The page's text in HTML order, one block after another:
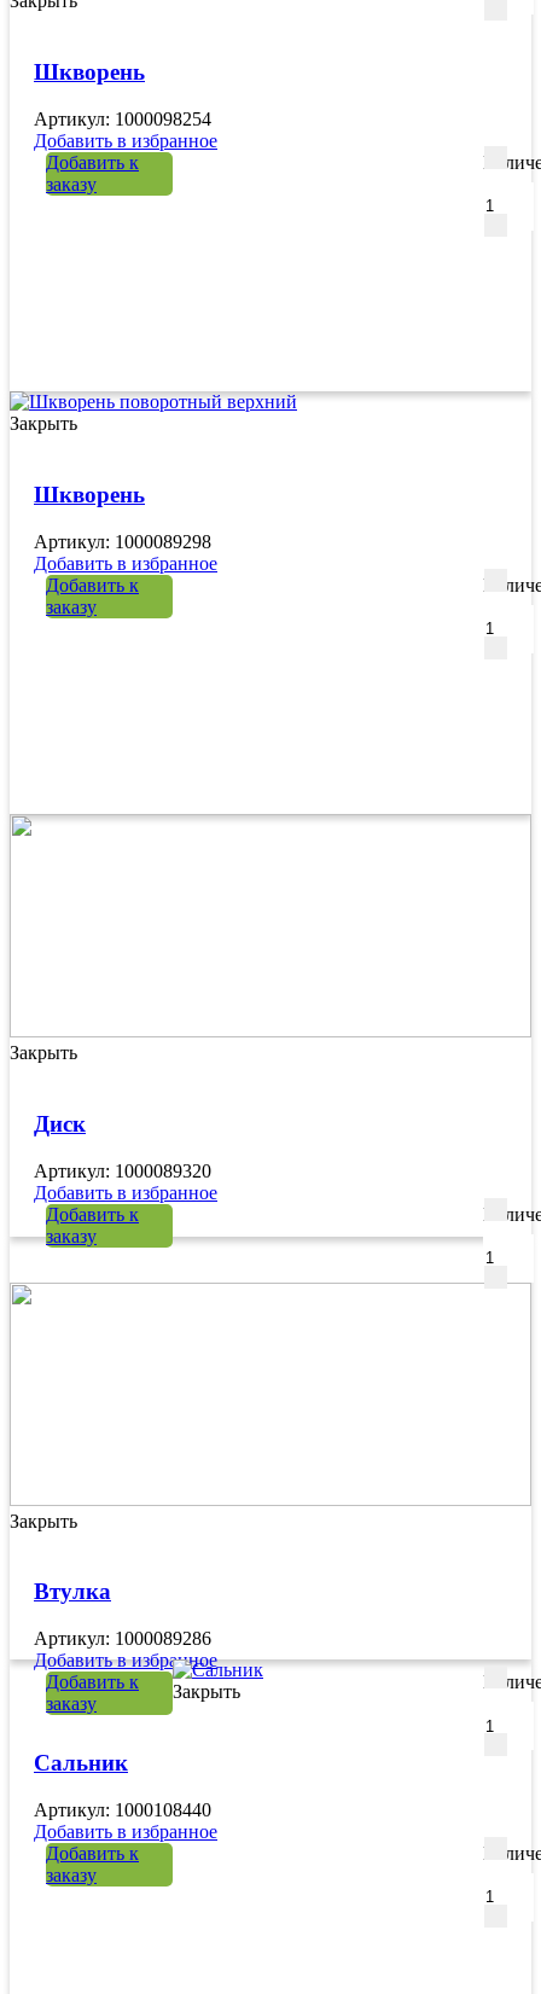
Шкворень
Артикул: 1000098254
Добавить в избранное
Добавить к
заказу
Закрыть
Шкворень
Артикул: 1000089298
Добавить в избранное
Добавить к
заказу
Закрыть
Диск
Артикул: 1000089320
Добавить в избранное
Добавить к
заказу
Закрыть
Втулка
Артикул: 1000089286
Добавить в избранное
Добавить к
заказу
Закрыть
Сальник
Артикул: 1000108440
Добавить в избранное
Добавить к
заказу